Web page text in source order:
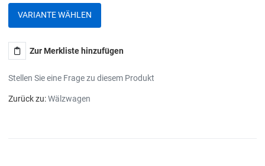
VARIANTE WÄHLEN
Zur Merkliste hinzufügen
Stellen Sie eine Frage zu diesem Produkt
Zurück zu:Wälzwagen